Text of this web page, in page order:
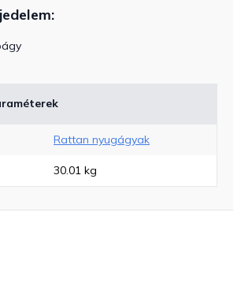
Rattan nyugágyak
30.01 kg